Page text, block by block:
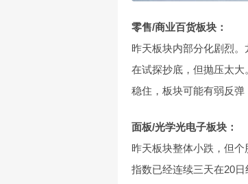
零售/商业百货板块：
昨天板块内部分化剧烈
在试探抄底，但抛压太
稳住，板块可能有弱反弹
面板/光学光电子板块：
昨天板块整体小跌，但
指数已经连续三天在20